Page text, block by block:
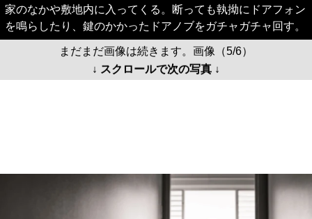
家のなかや敷地内に入ってくる。断っても執拗にドアフォン
を鳴らしたり、鍵のかかったドアノブをガチャガチャ回す。
まだまだ画像は続きます。画像（5/6）
↓ スクロールで次の写真 ↓